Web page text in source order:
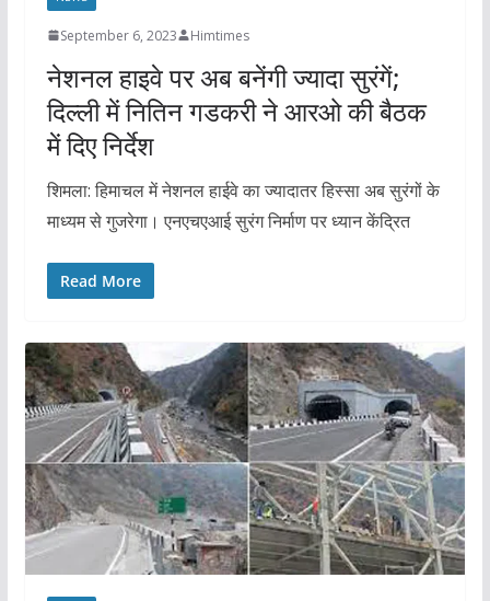
September 6, 2023 Himtimes
नेशनल हाइवे पर अब बनेंगी ज्यादा सुरंगें;
दिल्ली में नितिन गडकरी ने आरओ की बैठक
में दिए निर्देश
शिमला: हिमाचल में नेशनल हाईवे का ज्यादातर हिस्सा अब सुरंगों के
माध्यम से गुजरेगा। एनएचएआई सुरंग निर्माण पर ध्यान केंद्रित
Read More